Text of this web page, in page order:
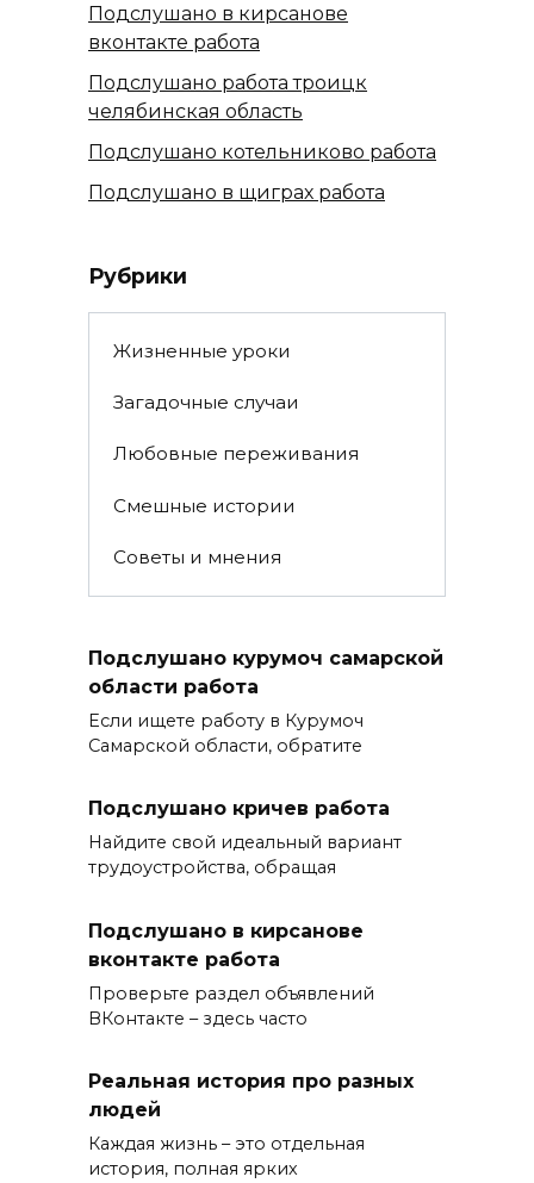
Подслушано в кирсанове
вконтакте работа
Подслушано работа троицк
челябинская область
Подслушано котельниково работа
Подслушано в щиграх работа
Рубрики
Жизненные уроки
Загадочные случаи
Любовные переживания
Смешные истории
Советы и мнения
Подслушано курумоч самарской
области работа
Если ищете работу в Курумоч
Самарской области, обратите
Подслушано кричев работа
Найдите свой идеальный вариант
трудоустройства, обращая
Подслушано в кирсанове
вконтакте работа
Проверьте раздел объявлений
ВКонтакте – здесь часто
Реальная история про разных
людей
Каждая жизнь – это отдельная
история, полная ярких